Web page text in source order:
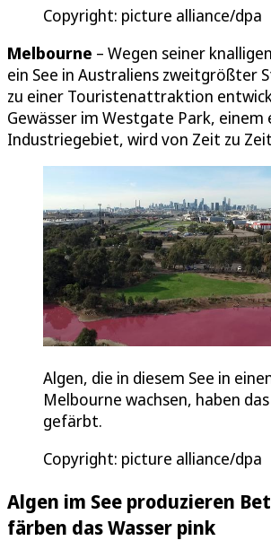
Copyright: picture alliance/dpa
Melbourne – Wegen seiner
ein See in Australiens zweitgrößter
zu einer Touristenattraktion
Gewässer im Westgate Park, einem
Industriegebiet, wird von Zeit zu
Algen, die in diesem See in
Melbourne wachsen, haben
gefärbt.
Copyright: picture alliance/dpa
Algen im See produzieren
färben das Wasser pink